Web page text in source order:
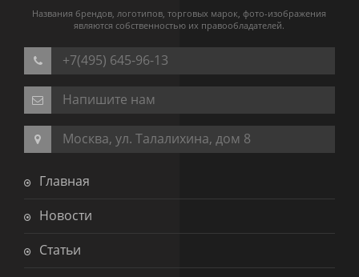
Названия брендов, логотипов, торговых марок, фото-изображения
являются собственностью их правообладателей.
+7(495) 645-96-13
Напишите нам
Москва, ул. Талалихина, дом 8
Главная
Новости
Статьи